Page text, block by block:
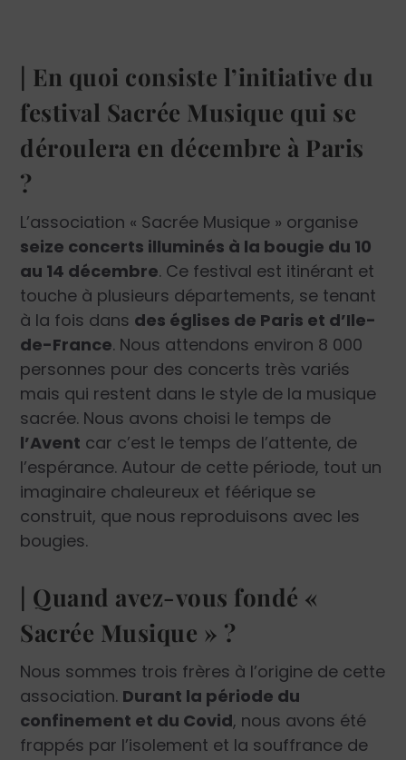
| En quoi consiste l’initiative du
festival Sacrée Musique qui se
déroulera en décembre à Paris
?
L’association « Sacrée Musique » organise
seize concerts illuminés à la bougie du 10
au 14 décembre. Ce festival est itinérant et
touche à plusieurs départements, se tenant
à la fois dans des églises de Paris et d’Ile-
de-France. Nous attendons environ 8 000
personnes pour des concerts très variés
mais qui restent dans le style de la musique
sacrée. Nous avons choisi le temps de
l’Avent car c’est le temps de l’attente, de
l’espérance. Autour de cette période, tout un
imaginaire chaleureux et féérique se
construit, que nous reproduisons avec les
bougies.
| Quand avez-vous fondé «
Sacrée Musique » ?
Nous sommes trois frères à l’origine de cette
association. Durant la période du
confinement et du Covid, nous avons été
frappés par l’isolement et la souffrance de